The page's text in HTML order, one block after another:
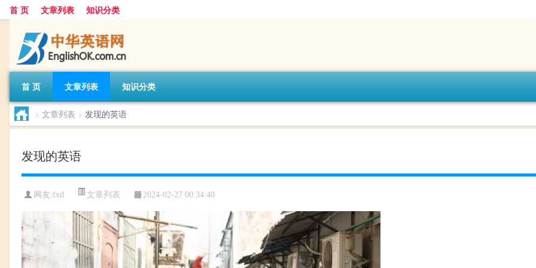
首 页 文章列表 知识分类
首 页 文章列表 知识分类
> 文章列表 > 发现的英语
发现的英语
网友:fxd 文章列表 2024-02-27 00:34:40